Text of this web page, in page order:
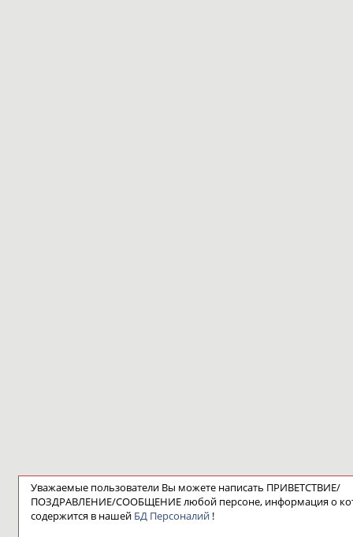
Уважаемые пользователи Вы можете написать ПРИВЕТСТВИЕ/
ПОЗДРАВЛЕНИЕ/СООБЩЕНИЕ любой персоне, информация о
содержится в нашей БД Персоналий !